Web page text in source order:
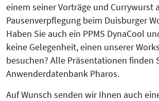
einem seiner Vorträge und Currywurst
Pausenverpflegung beim Duisburger
Haben Sie auch ein PPMS DynaCool
keine Gelegenheit, einen unserer
besuchen? Alle Präsentationen finden
Anwenderdatenbank Pharos.
Auf Wunsch senden wir Ihnen auch